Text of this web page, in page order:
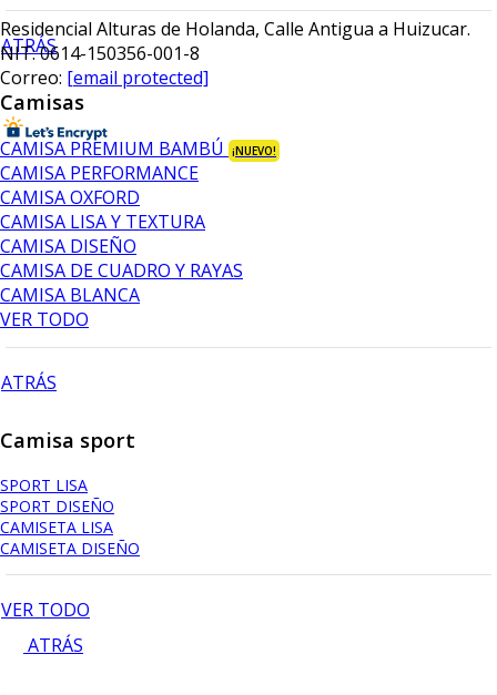
ATRÁS
Camisas
CAMISA PREMIUM BAMBÚ ¡NUEVO!
CAMISA PERFORMANCE
CAMISA OXFORD
CAMISA LISA Y TEXTURA
CAMISA DISEÑO
CAMISA DE CUADRO Y RAYAS
CAMISA BLANCA
VER TODO
ATRÁS
Camisa sport
SPORT LISA
SPORT DISEÑO
CAMISETA LISA
CAMISETA DISEÑO
VER TODO
ATRÁS
Residencial Alturas de Holanda, Calle Antigua a Huizucar.
NIT: 0614-150356-001-8
Correo: [email protected]